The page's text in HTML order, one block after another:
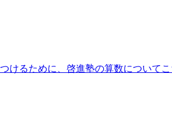
るために、啓進塾の算数についてこ